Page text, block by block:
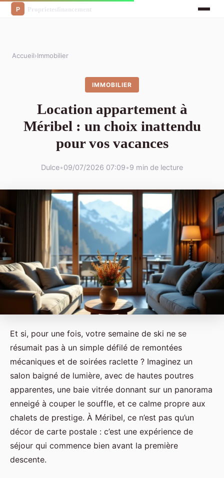
Accueil›Immobilier
IMMOBILIER
Location appartement à
Méribel : un choix inattendu
pour vos vacances
Dulce•09/07/2026 07:09•9 min de lecture
Et si, pour une fois, votre semaine de ski ne se
résumait pas à un simple défilé de remontées
mécaniques et de soirées raclette ? Imaginez un
salon baigné de lumière, avec de hautes poutres
apparentes, une baie vitrée donnant sur un panorama
enneigé à couper le souffle, et ce calme propre aux
chalets de prestige. À Méribel, ce n’est pas qu’un
décor de carte postale : c’est une expérience de
séjour qui commence bien avant la première
descente.